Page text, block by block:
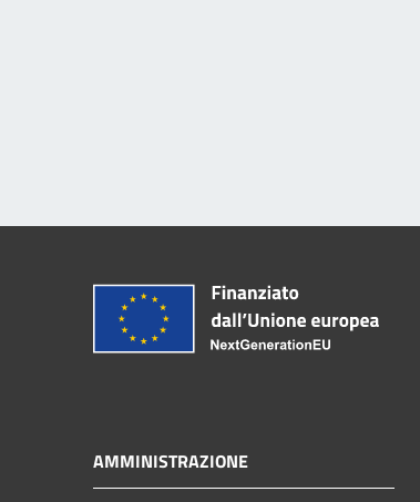
AMMINISTRAZIONE